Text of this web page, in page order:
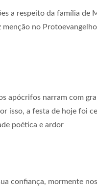
a respeito da família
no
apócrifos narram com
isso, a festa de hoje foi
poética e ardor
confiança, mormente